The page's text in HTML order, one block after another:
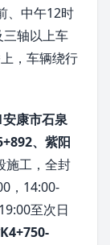
、中午12时
轴以上车
，车辆绕行
安康市石泉
、紫阳
施工，全封
，14:00-
至次日